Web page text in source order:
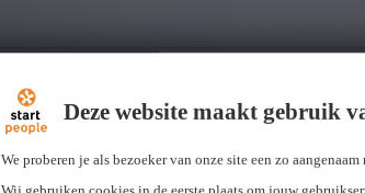
Deze website maakt gebruik
We proberen je als bezoeker van onze site een zo